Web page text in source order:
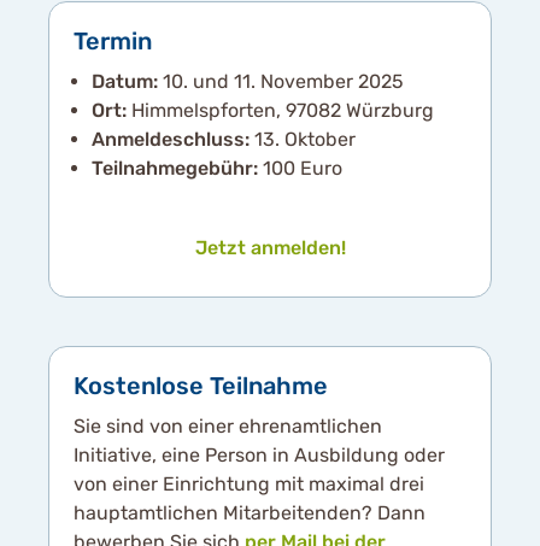
Termin
Datum: 10. und 11. November 2025
Ort: Himmelspforten, 97082 Würzburg
Anmeldeschluss: 13. Oktober
Teilnahmegebühr: 100 Euro
Jetzt anmelden!
Kostenlose Teilnahme
Sie sind von einer ehrenamtlichen
Initiative, eine Person in Ausbildung oder
von einer Einrichtung mit maximal drei
hauptamtlichen Mitarbeitenden? Dann